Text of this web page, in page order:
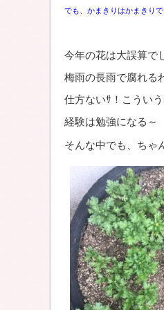
でも、かまきりはかまきり
今年の花は大誤算で
梅雨の長雨で腐れる
仕方ないｻ！こういう
経験は勉強になる～
そんな中でも、ちゃ